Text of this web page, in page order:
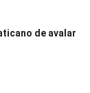
de avalar